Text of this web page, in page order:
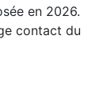
en 2026.
contact du